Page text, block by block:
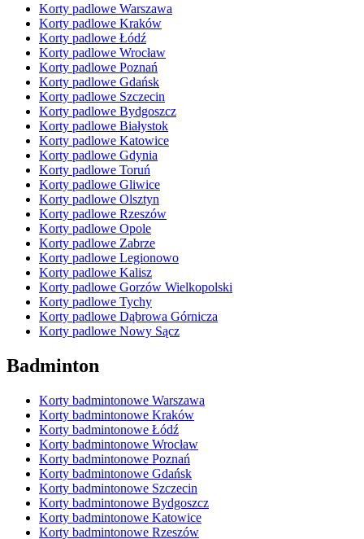
Korty padlowe Warszawa
Korty padlowe Kraków
Korty padlowe Łódź
Korty padlowe Wrocław
Korty padlowe Poznań
Korty padlowe Gdańsk
Korty padlowe Szczecin
Korty padlowe Bydgoszcz
Korty padlowe Białystok
Korty padlowe Katowice
Korty padlowe Gdynia
Korty padlowe Toruń
Korty padlowe Gliwice
Korty padlowe Olsztyn
Korty padlowe Rzeszów
Korty padlowe Opole
Korty padlowe Zabrze
Korty padlowe Legionowo
Korty padlowe Kalisz
Korty padlowe Gorzów Wielkopolski
Korty padlowe Tychy
Korty padlowe Dąbrowa Górnicza
Korty padlowe Nowy Sącz
Badminton
Korty badmintonowe Warszawa
Korty badmintonowe Kraków
Korty badmintonowe Łódź
Korty badmintonowe Wrocław
Korty badmintonowe Poznań
Korty badmintonowe Gdańsk
Korty badmintonowe Szczecin
Korty badmintonowe Bydgoszcz
Korty badmintonowe Katowice
Korty badmintonowe Rzeszów